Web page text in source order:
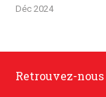
Déc 2024
Retrouvez-